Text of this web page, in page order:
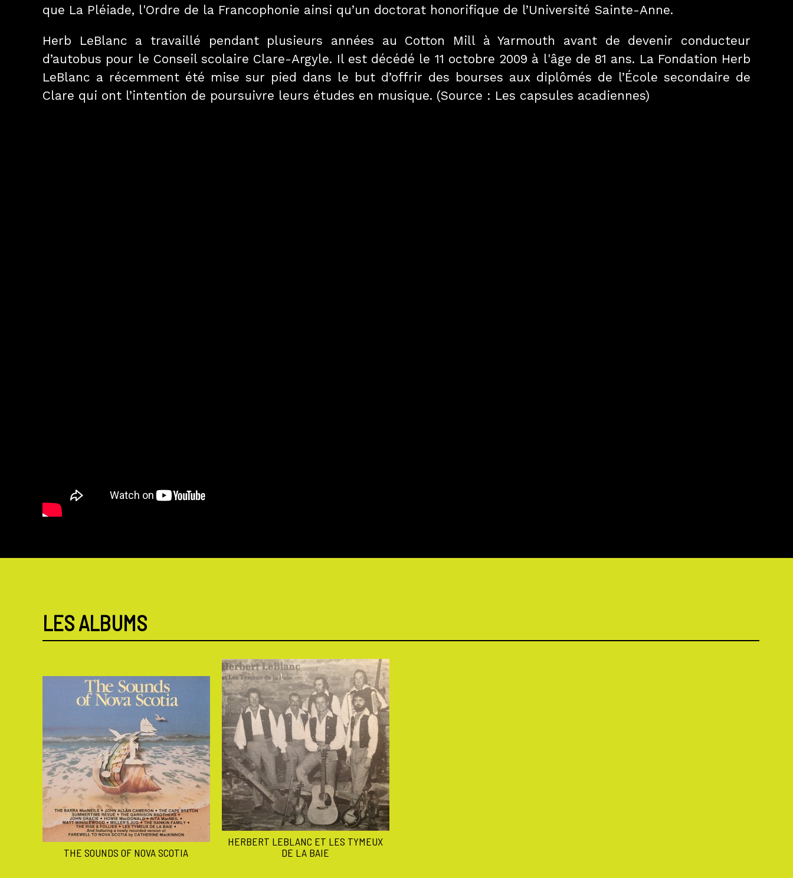
que La Pléiade, l'Ordre de la Francophonie ainsi qu’un doctorat honorifique de l’Université Sainte-Anne.
Herb LeBlanc a travaillé pendant plusieurs années au Cotton Mill à Yarmouth avant de devenir conducteur
d’autobus pour le Conseil scolaire Clare-Argyle. Il est décédé le 11 octobre 2009 à l'âge de 81 ans. La Fondation Herb
LeBlanc a récemment été mise sur pied dans le but d’offrir des bourses aux diplômés de l’École secondaire de
Clare qui ont l’intention de poursuivre leurs études en musique. (Source : Les capsules acadiennes)
LES ALBUMS
THE SOUNDS OF NOVA SCOTIA
HERBERT LEBLANC ET LES TYMEUX
DE LA BAIE